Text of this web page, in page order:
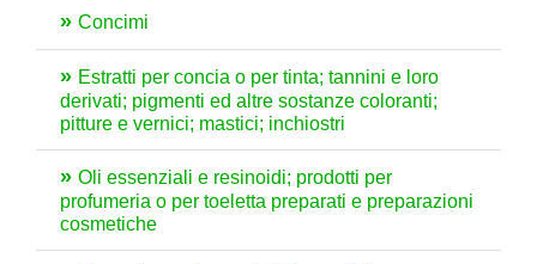
Concimi
Estratti per concia o per tinta; tannini e loro
derivati; pigmenti ed altre sostanze coloranti;
pitture e vernici; mastici; inchiostri
Oli essenziali e resinoidi; prodotti per
profumeria o per toeletta preparati e preparazioni
cosmetiche